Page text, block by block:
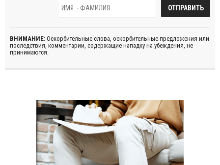
ВНИМАНИЕ: Оскорбительные слова, оскорбительные предложения или
последствия, комментарии, содержащие нападку на убеждения, не
принимаются.